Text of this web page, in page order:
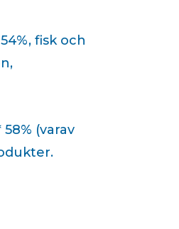
fisk och
(varav